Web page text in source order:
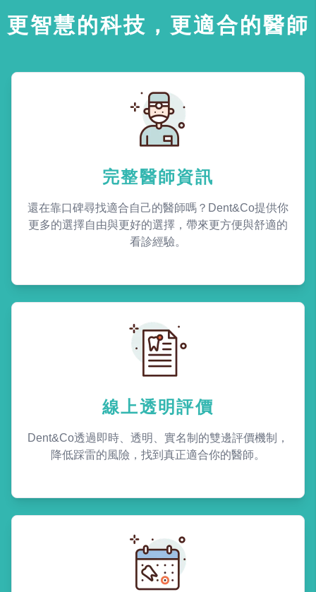
更智慧的科技，更適合的醫師
完整醫師資訊
還在靠口碑尋找適合自己的醫師嗎？Dent&Co提供你
更多的選擇自由與更好的選擇，帶來更方便與舒適的
看診經驗。
線上透明評價
Dent&Co透過即時、透明、實名制的雙邊評價機制，
降低踩雷的風險，找到真正適合你的醫師。